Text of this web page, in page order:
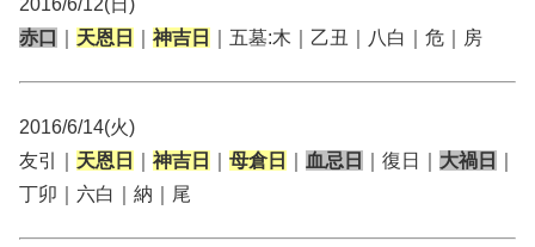
赤口
天恩日 神吉日 ｜五墓:木｜乙丑｜八白｜危｜房
2016/6/14(火)
友引｜ 天恩日 神吉日 母倉日 血忌日 ｜復日｜ 大禍日
丁卯｜六白｜納｜尾